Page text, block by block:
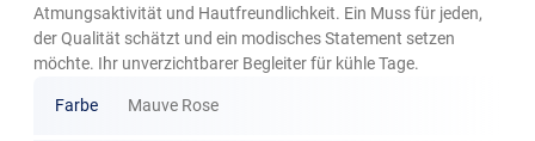
Atmungsaktivität und Hautfreundlichkeit. Ein Muss für jeden,
der Qualität schätzt und ein modisches Statement setzen
möchte. Ihr unverzichtbarer Begleiter für kühle Tage.
Farbe Mauve Rose